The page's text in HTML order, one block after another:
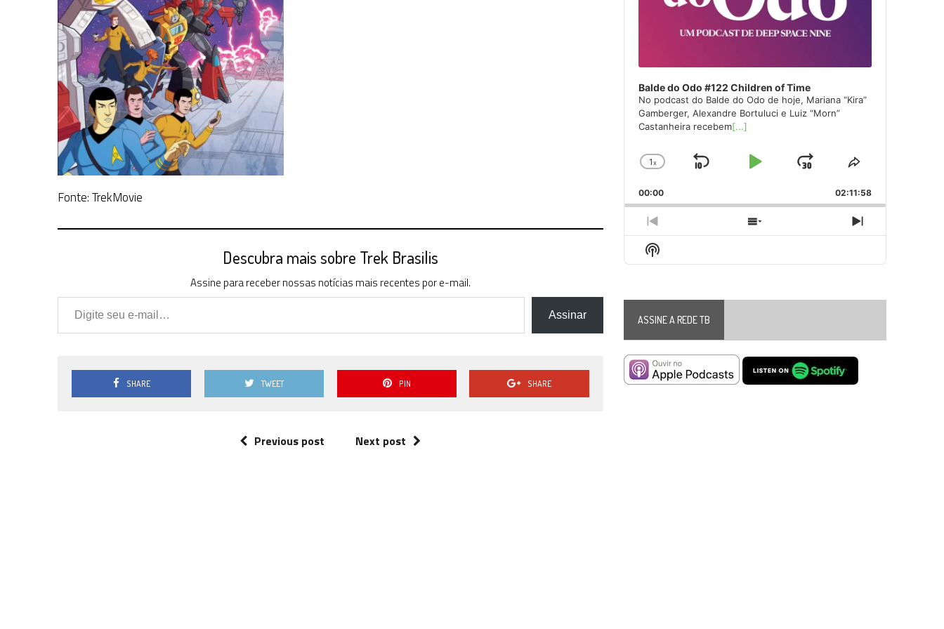
Fonte: TrekMovie
Descubra mais sobre Trek Brasilis
Assine para receber nossas notícias mais recentes por e-mail.
Digite seu e-mail…
Assinar
SHARE TWEET PIN SHARE
Previous post Next post
Balde do Odo #122 Children of Time
No podcast do Balde do Odo de hoje, Mariana “Kira”
Gamberger, Alexandre Bortuluci e Luiz “Morn”
Castanheira recebem[...]
Change
Rate
1x
Skip
Play
Jump
Forward
Share
Episode
00:00 02:11:58
Previous
Episode
Show
Episodes
Next
Episode
Show
Podcast
ASSINE A REDE TB